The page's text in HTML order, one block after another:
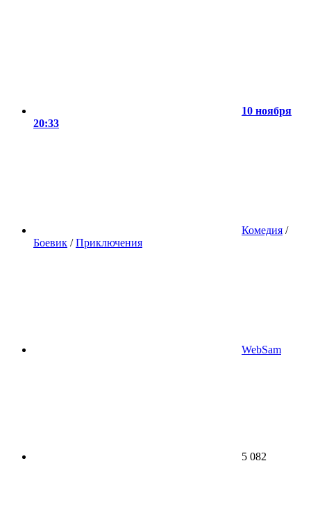
10 ноября
20:33
Комедия /
Боевик /Приключения
WebSam
5 082